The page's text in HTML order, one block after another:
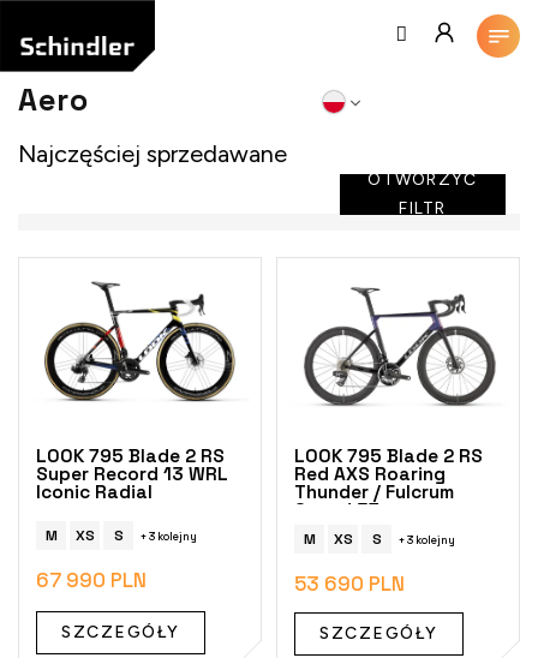
treści
Aero
Najczęściej sprzedawane
OTWORZYĆ
FILTR
L
LOOK 795 Blade 2 RS
Super Record 13 WRL
Iconic Radial
M XS S + 3 kolejny
67 990 PLN
SZCZEGÓŁY
LOOK 795 Blade 2 RS
Red AXS Roaring
Thunder / Fulcrum
Speed 57
M XS S + 3 kolejny
53 690 PLN
SZCZEGÓŁY